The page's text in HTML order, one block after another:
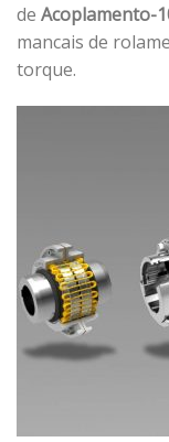
de Acoplamento-
mancais de
torque.